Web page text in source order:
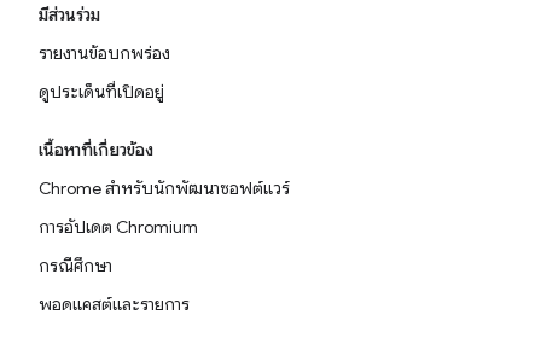
มีส่วนร่วม
รายงานข้อบกพร่อง
ดูประเด็นที่เปิดอยู่
เนื้อหาที่เกี่ยวข้อง
Chrome สำหรับนักพัฒนาซอฟต์แวร์
การอัปเดต Chromium
กรณีศึกษา
พอดแคสต์และรายการ